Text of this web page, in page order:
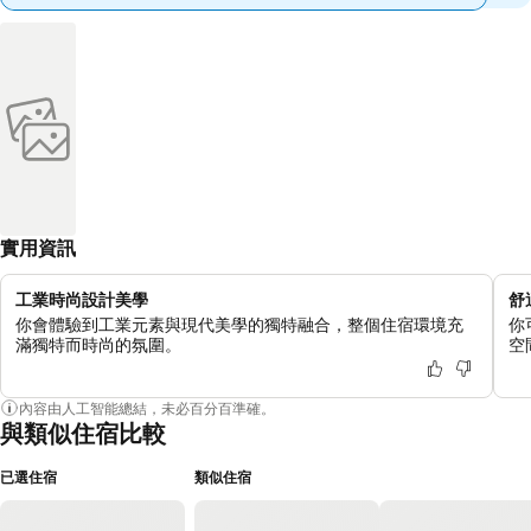
實用資訊
工業時尚設計美學
你會體驗到工業元素與現代美學的獨特融合，整個住宿環境充
滿獨特而時尚的氛圍。
舒
你
空
內容由人工智能總結，未必百分百準確。
與類似住宿比較
已選住宿 類似住宿